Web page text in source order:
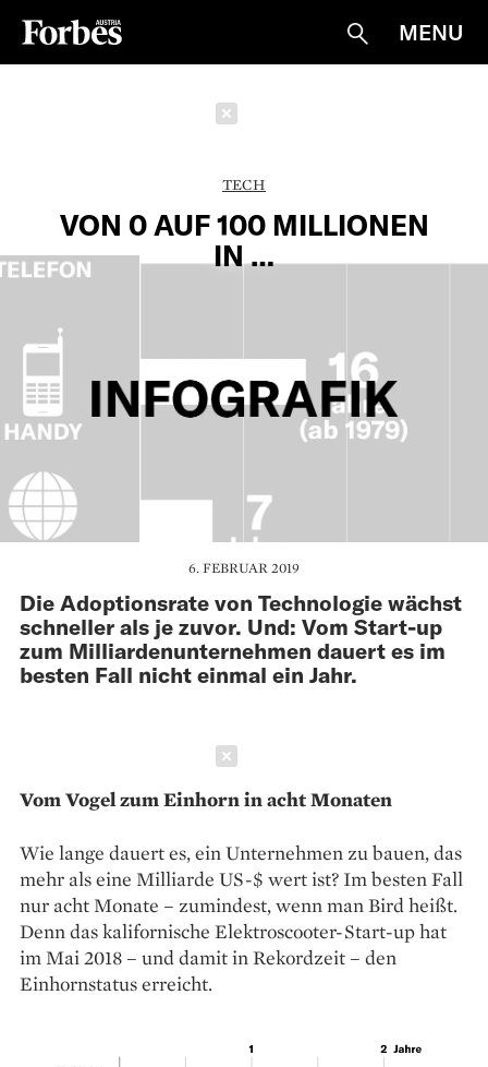
Suche
MENU
TECH
VON 0 AUF 100 MILLIONEN
IN …
6. FEBRUAR 2019
Die Adoptionsrate von Technologie wächst
schneller als je zuvor. Und: Vom Start-up
zum Milliardenunternehmen dauert es im
besten Fall nicht einmal ein Jahr.
Vom Vogel zum Einhorn in acht Monaten
Wie lange dauert es, ein Unternehmen zu bauen, das
mehr als eine ­Milliarde US-$ wert ist? Im besten Fall
nur acht Monate – zumindest, wenn man Bird heißt.
Denn das kalifornische Elektroscooter-Start-up hat
im Mai 2018 – und damit in Rekordzeit – den
Einhornstatus erreicht.